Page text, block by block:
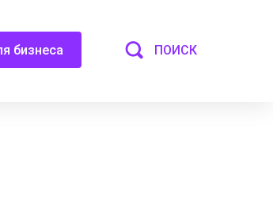
бизнеса ПОИСК